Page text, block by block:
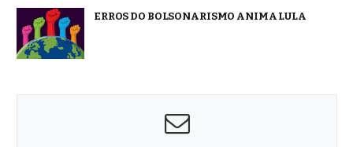
ERROS DO BOLSONARISMO ANIMA LULA